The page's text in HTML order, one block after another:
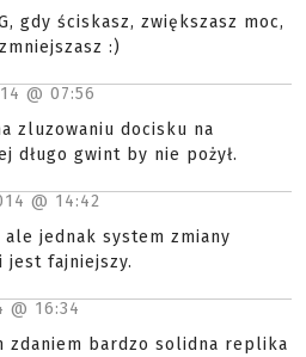
gdy ściskasz, zwiększasz moc,
:)
@ 07:56
zluzowaniu docisku na
długo gwint by nie pożył.
@ 14:42
jednak system zmiany
jest fajniejszy.
@ 16:34
zdaniem bardzo solidna replika